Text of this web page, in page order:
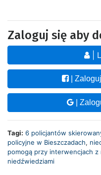
Zaloguj się aby
|
|
|
Tagi: 6 policjantów
policyjne w Bieszczadach,
pomogą przy interwencjach z
niedźwiedziami